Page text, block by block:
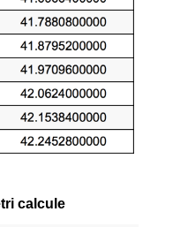
calcule